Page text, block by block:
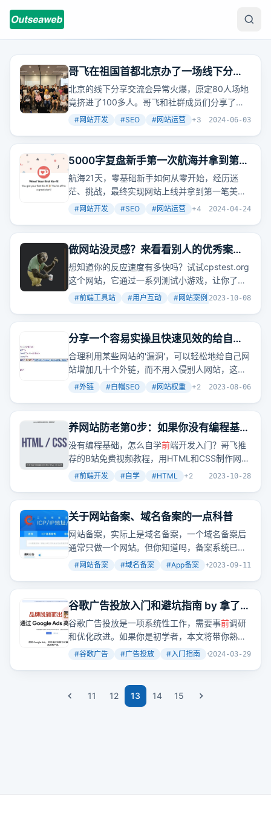
哥飞在祖国首都北京办了一场线下分享
交流会
北京的线下分享交流会异常火爆，原定80人场地
竟挤进了100多人。哥飞和社群成员们分享了如
何从零开始AI出海，实现网站流量和收入的双增
#网站开发 #SEO #网站运营 +3 2024-06-03
5000字复盘新手第一次航海并拿到第一
笔美金的详细过程
航海21天，零基础新手如何从零开始，经历迷
茫、挑战，最终实现网站上线并拿到第一笔美
金。这个过程充满了探索与实践，展示了即使没
互联网上开辟自己的一片天地。
#网站开发 #SEO #网站运营 +4 2024-04-24
做网站没灵感？来看看别人的优秀案例
之前端工具站
想知道你的反应速度有多快吗？试试cpstest.org
这个网站，它通过一系列测试小游戏，让你了解
自己的反应能力，还能和朋友一起比拼，增加互
#前端工具站 #用户互动 #网站案例 +2
2023-10-08
分享一个容易实操且快速见效的给自己
网站增加几十个外链的小技巧
合理利用某些网站的'漏洞'，可以轻松地给自己网
站增加几十个外链，而不用入侵别人网站，这属
于白帽SEO。
#外链 #白帽SEO #网站权重 +2 2023-08-06
养网站防老第0步：如果你没有编程基
础，如果你不会前端开发，那么推荐跟
着这个免费视频教程学习
没有编程基础，怎么自学前端开发入门？哥飞推
荐的B站免费视频教程，用HTML和CSS制作网
页，无需一开始就学习Vue或React。
#前端开发 #自学 #HTML +2 2023-10-28
关于网站备案、域名备案的一点科普
网站备案，实际上是域名备案，一个域名备案后
通常只做一个网站。但你知道吗，备案系统已经
更新到第三版，现在连App、小程序、快应用都
#网站备案 #域名备案 #App备案 +2
2023-09-11
谷歌广告投放入门和避坑指南 by 拿了橘
子跑啊
谷歌广告投放是一项系统性工作，需要事前调研
和优化改进。如果你是初学者，本文将带你熟悉
创建谷歌广告的流程，并提醒你注意的风险点。
#谷歌广告 #广告投放 #入门指南 +2
2024-03-29
11 12 13 14 15